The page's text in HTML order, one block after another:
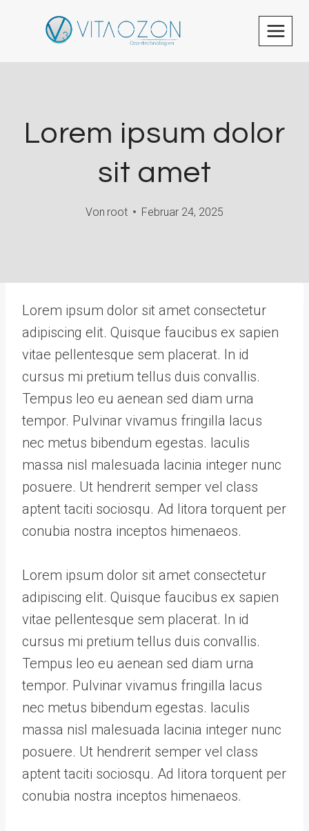
Lorem ipsum dolor
sit amet
Von root Februar 24, 2025
Lorem ipsum dolor sit amet consectetur
adipiscing elit. Quisque faucibus ex sapien
vitae pellentesque sem placerat. In id
cursus mi pretium tellus duis convallis.
Tempus leo eu aenean sed diam urna
tempor. Pulvinar vivamus fringilla lacus
nec metus bibendum egestas. Iaculis
massa nisl malesuada lacinia integer nunc
posuere. Ut hendrerit semper vel class
aptent taciti sociosqu. Ad litora torquent per
conubia nostra inceptos himenaeos.
Lorem ipsum dolor sit amet consectetur
adipiscing elit. Quisque faucibus ex sapien
vitae pellentesque sem placerat. In id
cursus mi pretium tellus duis convallis.
Tempus leo eu aenean sed diam urna
tempor. Pulvinar vivamus fringilla lacus
nec metus bibendum egestas. Iaculis
massa nisl malesuada lacinia integer nunc
posuere. Ut hendrerit semper vel class
aptent taciti sociosqu. Ad litora torquent per
conubia nostra inceptos himenaeos.